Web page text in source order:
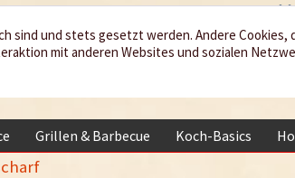
Grillen & Barbecue Koch-Basics
sind und stets gesetzt werden. Andere Cookies,
mit anderen Websites und sozialen